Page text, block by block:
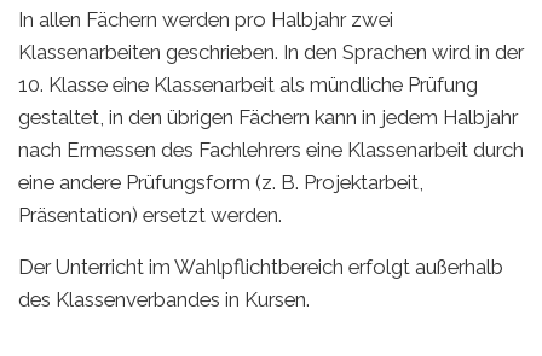
In allen Fächern werden pro Halbjahr zwei
Klassenarbeiten geschrieben. In den Sprachen wird in der
10. Klasse eine Klassenarbeit als mündliche Prüfung
gestaltet, in den übrigen Fächern kann in jedem Halbjahr
nach Ermessen des Fachlehrers eine Klassenarbeit durch
eine andere Prüfungsform (z. B. Projektarbeit,
Präsentation) ersetzt werden.
Der Unterricht im Wahlpflichtbereich erfolgt außerhalb
des Klassenverbandes in Kursen.